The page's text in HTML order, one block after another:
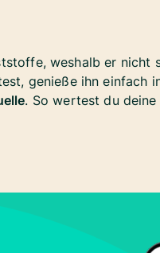
weshalb er nicht
genieße ihn einfach
. So wertest du deine